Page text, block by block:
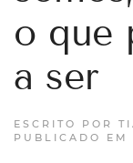
o que
a ser
ESCRITO POR
PUBLICADO EM